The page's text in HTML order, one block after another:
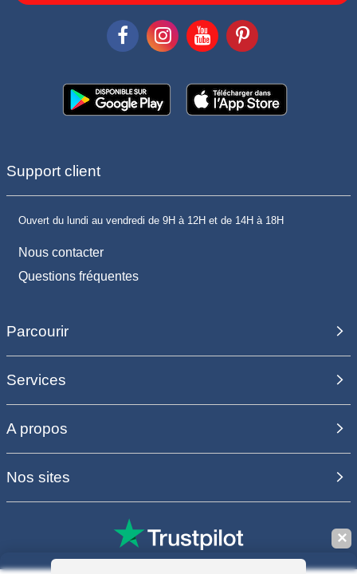
Support client
Ouvert du lundi au vendredi de 9H à 12H et de 14H à 18H
Nous contacter
Questions fréquentes
Parcourir
Services
A propos
Nos sites
✕